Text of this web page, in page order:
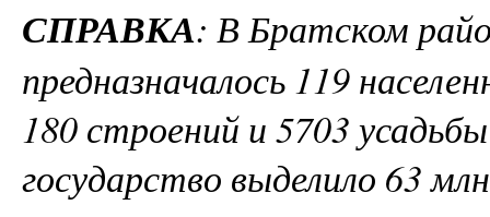
СПРАВКА: В Братском
предназначалось 119
180 строений и 5703
государство выделило 63